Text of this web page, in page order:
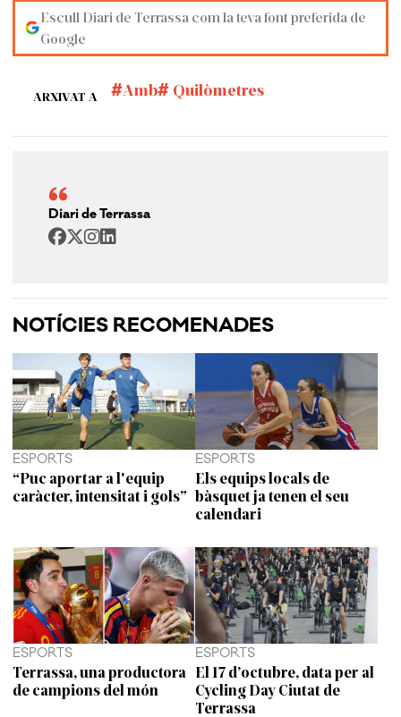
Escull Diari de Terrassa com la teva font preferida de
Google
ARXIVAT A Amb Quilòmetres
Diari de Terrassa
NOTÍCIES RECOMENADES
ESPORTS
“Puc aportar a l'equip
caràcter, intensitat i gols”
ESPORTS
Els equips locals de
bàsquet ja tenen el seu
calendari
ESPORTS
Terrassa, una productora
de campions del món
ESPORTS
El 17 d’octubre, data per al
Cycling Day Ciutat de
Terrassa